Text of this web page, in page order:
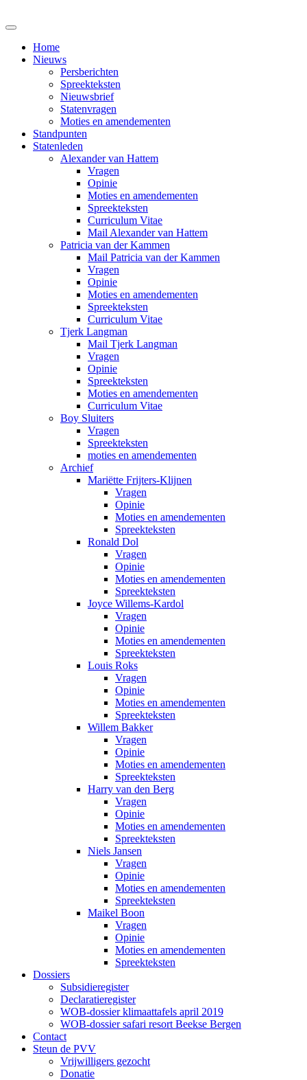
Home
Nieuws
Persberichten
Spreekteksten
Nieuwsbrief
Statenvragen
Moties en amendementen
Standpunten
Statenleden
Alexander van Hattem
Vragen
Opinie
Moties en amendementen
Spreekteksten
Curriculum Vitae
Mail Alexander van Hattem
Patricia van der Kammen
Mail Patricia van der Kammen
Vragen
Opinie
Moties en amendementen
Spreekteksten
Curriculum Vitae
Tjerk Langman
Mail Tjerk Langman
Vragen
Opinie
Spreekteksten
Moties en amendementen
Curriculum Vitae
Boy Sluiters
Vragen
Spreekteksten
moties en amendementen
Archief
Mariëtte Frijters-Klijnen
Vragen
Opinie
Moties en amendementen
Spreekteksten
Ronald Dol
Vragen
Opinie
Moties en amendementen
Spreekteksten
Joyce Willems-Kardol
Vragen
Opinie
Moties en amendementen
Spreekteksten
Louis Roks
Vragen
Opinie
Moties en amendementen
Spreekteksten
Willem Bakker
Vragen
Opinie
Moties en amendementen
Spreekteksten
Harry van den Berg
Vragen
Opinie
Moties en amendementen
Spreekteksten
Niels Jansen
Vragen
Opinie
Moties en amendementen
Spreekteksten
Maikel Boon
Vragen
Opinie
Moties en amendementen
Spreekteksten
Dossiers
Subsidieregister
Declaratieregister
WOB-dossier klimaattafels april 2019
WOB-dossier safari resort Beekse Bergen
Contact
Steun de PVV
Vrijwilligers gezocht
Donatie